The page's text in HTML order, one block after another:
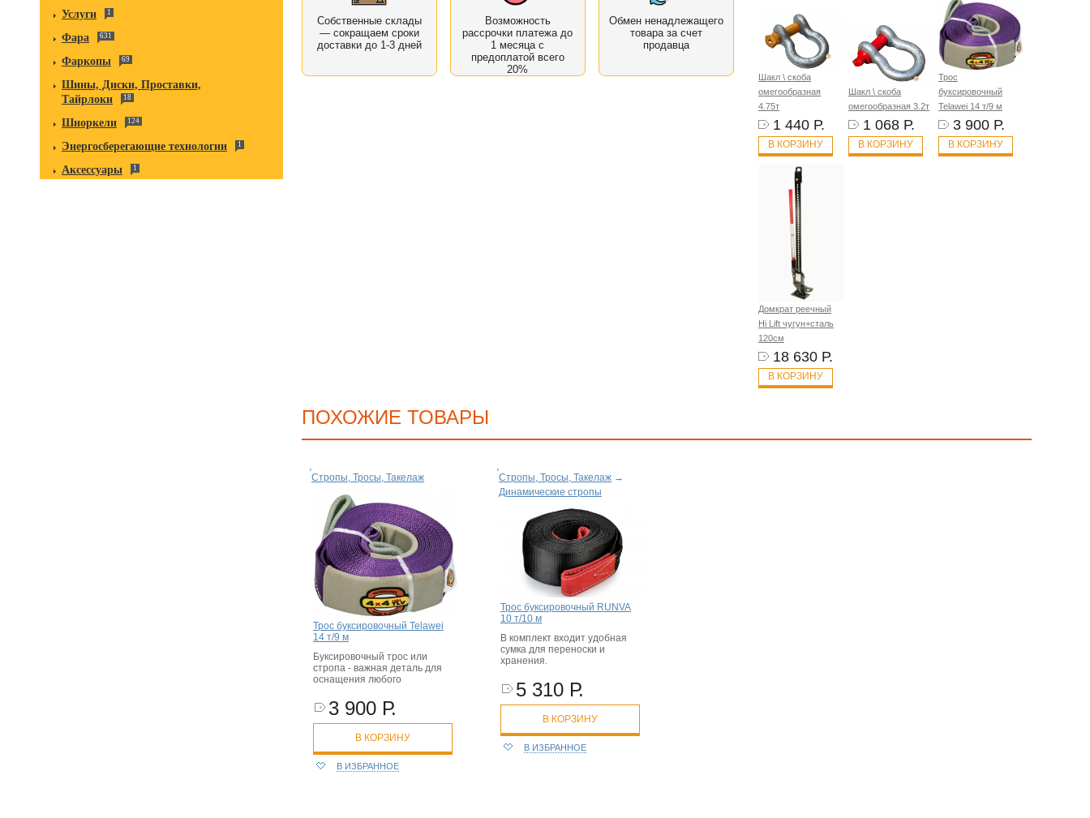
Услуги 1
Фара 631
Фаркопы 69
Шины, Диски, Проставки,
Тайрлоки
18
Шноркели 124
Энергосберегающие технологии 1
Аксессуары 1
Собственные склады
— сокращаем сроки
доставки до 1-3 дней
Возможность
рассрочки платежа до
1 месяца с
предоплатой всего
20%
Обмен ненадлежащего
товара за счет
продавца
Шакл \ скоба
омегообразная
4.75т
1 440 Р.
В КОРЗИНУ
Шакл \ скоба
омегообразная 3.2т
1 068 Р.
В КОРЗИНУ
Трос
буксировочный
Telawei 14 т/9 м
3 900 Р.
В КОРЗИНУ
Домкрат реечный
Hi Lift чугун+сталь
120см
18 630 Р.
В КОРЗИНУ
ПОХОЖИЕ ТОВАРЫ
Стропы, Тросы, Такелаж
Трос буксировочный Telawei
14 т/9 м
Буксировочный трос или
стропа - важная деталь для
оснащения любого
3 900 Р.
В КОРЗИНУ
В ИЗБРАННОЕ
Стропы, Тросы, Такелаж →
Динамические стропы
Трос буксировочный RUNVA
10 т/10 м
В комплект входит удобная
сумка для переноски и
хранения.
5 310 Р.
В КОРЗИНУ
В ИЗБРАННОЕ